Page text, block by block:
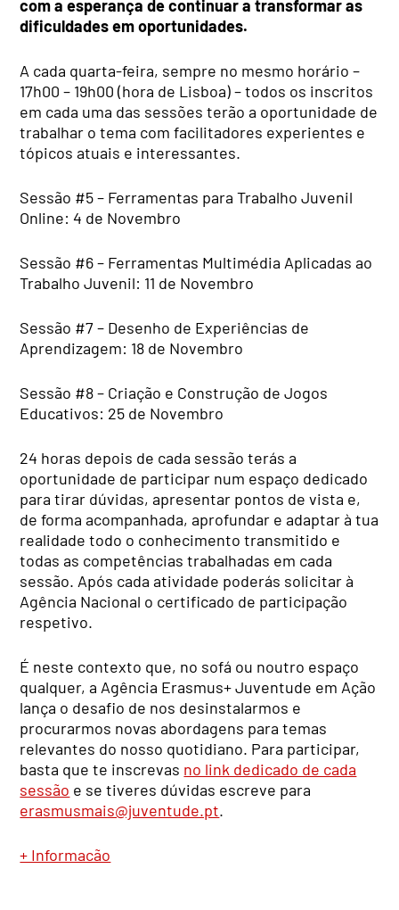
com a esperança de continuar a transformar as
dificuldades em oportunidades.
A cada quarta-feira, sempre no mesmo horário –
17h00 – 19h00 (hora de Lisboa) – todos os inscritos
em cada uma das sessões terão a oportunidade de
trabalhar o tema com facilitadores experientes e
tópicos atuais e interessantes.
Sessão #5 – Ferramentas para Trabalho Juvenil
Online: 4 de Novembro
Sessão #6 – Ferramentas Multimédia Aplicadas ao
Trabalho Juvenil: 11 de Novembro
Sessão #7 – Desenho de Experiências de
Aprendizagem: 18 de Novembro
Sessão #8 – Criação e Construção de Jogos
Educativos: 25 de Novembro
24 horas depois de cada sessão terás a
oportunidade de participar num espaço dedicado
para tirar dúvidas, apresentar pontos de vista e,
de forma acompanhada, aprofundar e adaptar à tua
realidade todo o conhecimento transmitido e
todas as competências trabalhadas em cada
sessão. Após cada atividade poderás solicitar à
Agência Nacional o certificado de participação
respetivo.
É neste contexto que, no sofá ou noutro espaço
qualquer, a Agência Erasmus+ Juventude em Ação
lança o desafio de nos desinstalarmos e
procurarmos novas abordagens para temas
relevantes do nosso quotidiano. Para participar,
basta que te inscrevas no link dedicado de cada
sessão e se tiveres dúvidas escreve para
erasmusmais@juventude.pt.
+ Informacão